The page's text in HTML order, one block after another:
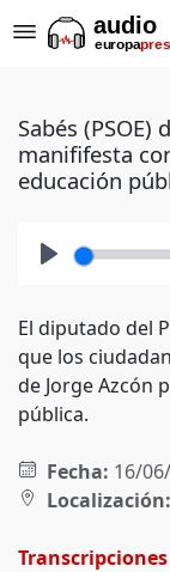
Sabés
manififesta
educación
El diputado del
que los
de Jorge Azcón
pública.
Fecha: 16/
Localización:
Transcripciones